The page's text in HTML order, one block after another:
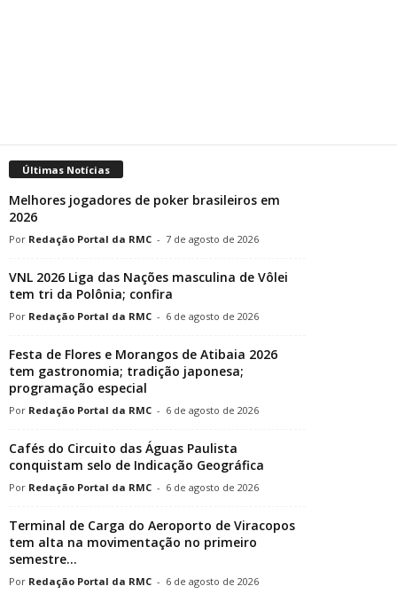
Últimas Notícias
Melhores jogadores de poker brasileiros em
2026
Redação Portal da RMC - 7 de agosto de 2026
VNL 2026 Liga das Nações masculina de Vôlei
tem tri da Polônia; confira
Redação Portal da RMC - 6 de agosto de 2026
Festa de Flores e Morangos de Atibaia 2026
tem gastronomia; tradição japonesa;
programação especial
Redação Portal da RMC - 6 de agosto de 2026
Cafés do Circuito das Águas Paulista
conquistam selo de Indicação Geográfica
Redação Portal da RMC - 6 de agosto de 2026
Terminal de Carga do Aeroporto de Viracopos
tem alta na movimentação no primeiro
semestre...
Redação Portal da RMC - 6 de agosto de 2026